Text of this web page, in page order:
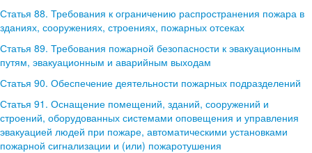
Статья 88. Требования к ограничению распространения пожара в
зданиях, сооружениях, строениях, пожарных отсеках
Статья 89. Требования пожарной безопасности к эвакуационным
путям, эвакуационным и аварийным выходам
Статья 90. Обеспечение деятельности пожарных подразделений
Статья 91. Оснащение помещений, зданий, сооружений и
строений, оборудованных системами оповещения и управления
эвакуацией людей при пожаре, автоматическими установками
пожарной сигнализации и (или) пожаротушения